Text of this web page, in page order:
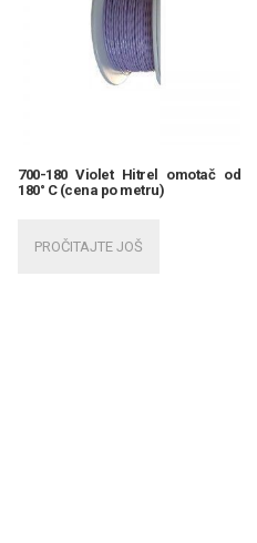
700-180 Violet Hitrel omotač od
180° C (cena po metru)
PROČITAJTE JOŠ